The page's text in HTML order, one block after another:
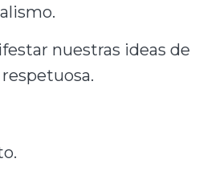
nuestras ideas de